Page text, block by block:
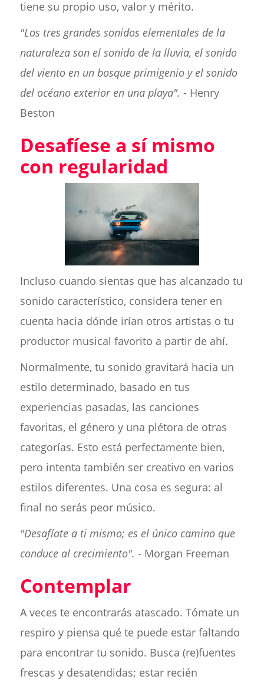
tiene su propio uso, valor y mérito.
"Los tres grandes sonidos elementales de la
naturaleza son el sonido de la lluvia, el sonido
del viento en un bosque primigenio y el sonido
del océano exterior en una playa". - Henry
Beston
Desafíese a sí mismo
con regularidad
Incluso cuando sientas que has alcanzado tu
sonido característico, considera tener en
cuenta hacia dónde irían otros artistas o tu
productor musical favorito a partir de ahí.
Normalmente, tu sonido gravitará hacia un
estilo determinado, basado en tus
experiencias pasadas, las canciones
favoritas, el género y una plétora de otras
categorías. Esto está perfectamente bien,
pero intenta también ser creativo en varios
estilos diferentes. Una cosa es segura: al
final no serás peor músico.
"Desafíate a ti mismo; es el único camino que
conduce al crecimiento". - Morgan Freeman
Contemplar
A veces te encontrarás atascado. Tómate un
respiro y piensa qué te puede estar faltando
para encontrar tu sonido. Busca (re)fuentes
frescas y desatendidas; estar recién